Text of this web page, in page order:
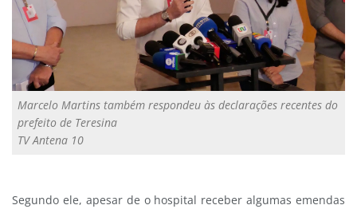
Marcelo Martins também respondeu às declarações recentes do
prefeito de Teresina
TV Antena 10
Segundo ele, apesar de o hospital receber algumas emendas